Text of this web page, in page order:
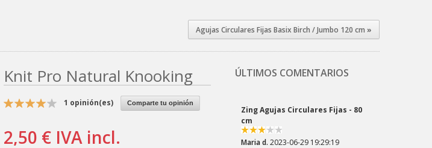
Agujas Circulares Fijas Basix Birch / Jumbo 120 cm »
ÚLTIMOS COMENTARIOS
cm
Maria d.2023-06-29 19:29:19
Knit Pro Natural Knooking
1 opinión(es) Comparte tu opinión
2,50 € IVA incl.